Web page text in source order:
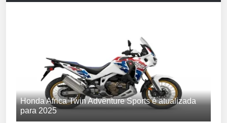
Honda Africa Twin Adventure Sports é atualizada
para 2025